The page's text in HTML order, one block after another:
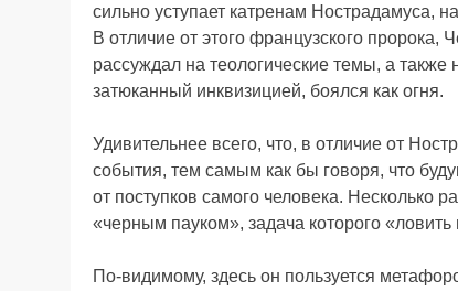
сильно уступает катренам Нострадамуса,
В отличие от этого французского
рассуждал на теологические темы, а также
затюканный инквизицией, боялся как огня.
Удивительнее всего, что, в отличие от
события, тем самым как бы говоря, что
от поступков самого человека. Несколько
«черным пауком», задача которого
По-видимому, здесь он пользуется